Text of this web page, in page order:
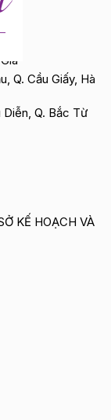
Q. Cầu Giấy, Hà
Diễn, Q. Bắc Từ
KẾ HOẠCH VÀ